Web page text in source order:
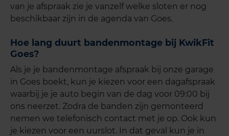
van je afspraak zie je vanzelf welke sloten er nog
beschikbaar zijn in de agenda van Goes.
Hoe lang duurt bandenmontage bij KwikFit
Goes?
Als je je bandenmontage afspraak bij onze garage
in Goes boekt, kun je kiezen voor een dagafspraak
waarbij je je auto begin van de dag voor 09:00 bij
ons neerzet. Zodra de banden zijn gemonteerd
nemen we telefonisch contact met je op. Ook kun
je kiezen voor een uurslot. In dat geval kun je in